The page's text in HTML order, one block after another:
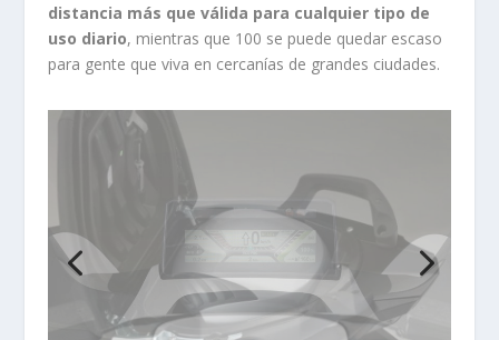
distancia más que válida para cualquier tipo de
uso diario, mientras que 100 se puede quedar escaso
para gente que viva en cercanías de grandes ciudades.